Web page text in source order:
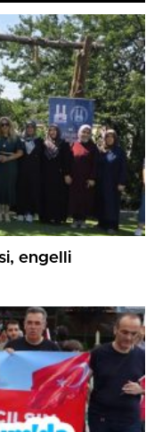
engelli